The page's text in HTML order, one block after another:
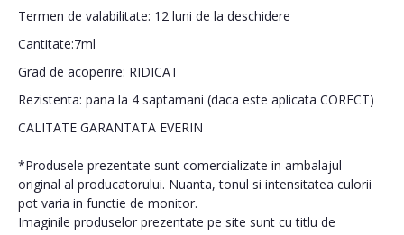
Termen de valabilitate: 12 luni de la deschidere
Cantitate:7ml
Grad de acoperire: RIDICAT
Rezistenta: pana la 4 saptamani (daca este aplicata CORECT)
CALITATE GARANTATA EVERIN
*Produsele prezentate sunt comercializate in ambalajul
original al producatorului. Nuanta, tonul si intensitatea culorii
pot varia in functie de monitor.
Imaginile produselor prezentate pe site sunt cu titlu de